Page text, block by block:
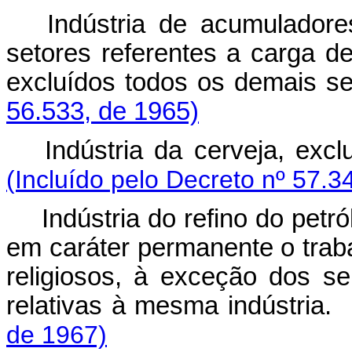
Indústria de
setores referentes a carga
excluídos todos os
56.533, de 1965)
Indústria da cerveja,
(Incluído pelo Decreto nº
Indústria do refino do
em caráter permanente o
religiosos, à exceção dos
relativas à mesma indústria.
de 1967)